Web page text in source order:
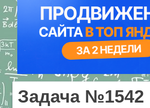
Задача №1542